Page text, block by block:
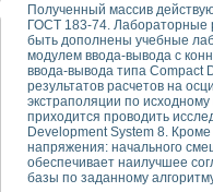
модуля с высоким
радиолокационного сигнала
уравнений состояния для
для устройства сбора данных
стенда для измерения
построения картины
показателей качества
управления источником
амперных характеристик
Полученный массив
ГОСТ 183-74. Лабораторные
быть дополнены учебные
модулем ввода-вывода с
ввода-вывода типа Compact
результатов расчетов на
экстраполяции по
приходится проводить
Development System 8.
напряжения: начального
обеспечивает наилучшее
базы по заданному